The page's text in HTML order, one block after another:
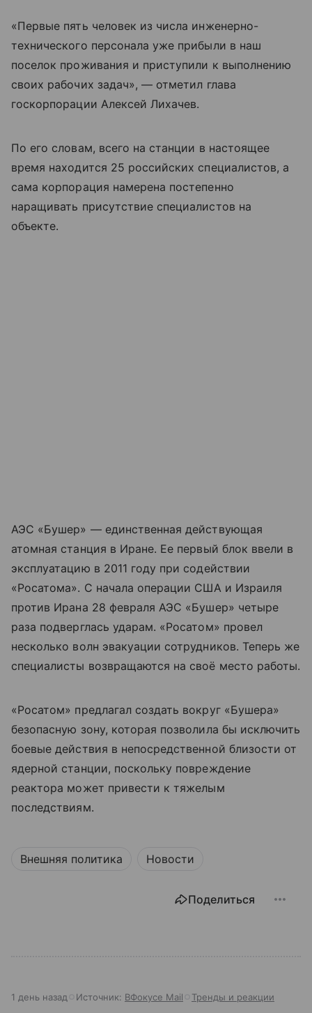
«Первые пять человек из числа инженерно-
технического персонала уже прибыли в наш
поселок проживания и приступили к выполнению
своих рабочих задач», — отметил глава
госкорпорации Алексей Лихачев.
По его словам, всего на станции в настоящее
время находится 25 российских специалистов, а
сама корпорация намерена постепенно
наращивать присутствие специалистов на
объекте.
АЭС «Бушер» — единственная действующая
атомная станция в Иране. Ее первый блок ввели в
эксплуатацию в 2011 году при содействии
«Росатома». С начала операции США и Израиля
против Ирана 28 февраля АЭС «Бушер» четыре
раза подверглась ударам. «Росатом» провел
несколько волн эвакуации сотрудников. Теперь же
специалисты возвращаются на своё место работы.
«Росатом» предлагал создать вокруг «Бушера»
безопасную зону, которая позволила бы исключить
боевые действия в непосредственной близости от
ядерной станции, поскольку повреждение
реактора может привести к тяжелым
последствиям.
Внешняя политика Новости
Поделиться
1 день назад Источник: ВФокусе Mail Тренды и реакции